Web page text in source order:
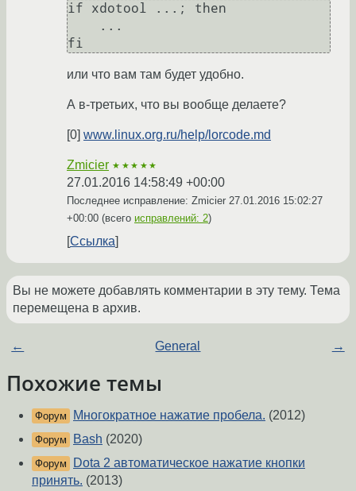
if xdotool ...; then
или что вам там будет удобно.
А в-третьих, что вы вообще делаете?
[0] www.linux.org.ru/help/lorcode.md
Zmicier ★★★★★
27.01.2016 14:58:49 +00:00
Последнее исправление: Zmicier 27.01.2016 15:02:27
+00:00 (всего исправлений: 2)
Ссылка
Вы не можете добавлять комментарии в эту тему. Тема
перемещена в архив.
← General →
Похожие темы
Форум Многократное нажатие пробела. (2012)
Форум Bash (2020)
Форум
Dota 2 автоматическое нажатие кнопки
принять. (2013)